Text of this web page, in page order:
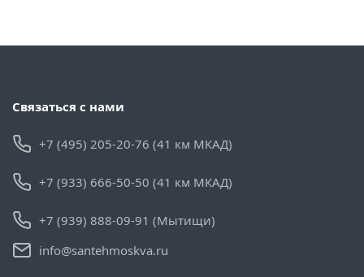
Связаться с нами
+7 (495) 205-20-76 (41 км МКАД)
+7 (933) 666-50-50 (41 км МКАД)
+7 (939) 888-09-91 (Мытищи)
info@santehmoskva.ru